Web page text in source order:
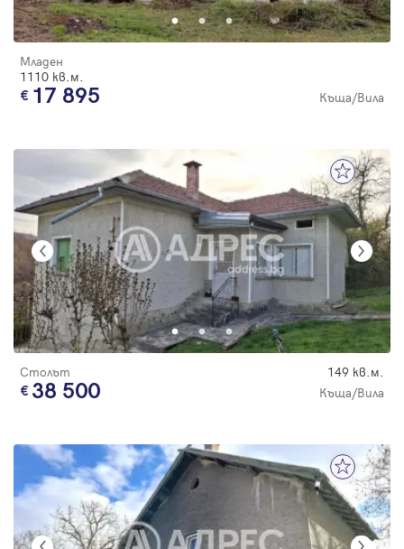
Младен
1110 кв.м.
17 895 Къща/Вила
Столът 149 кв.м.
38 500 Къща/Вила